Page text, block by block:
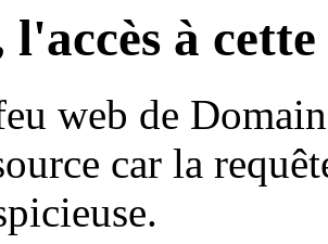
l'accès à
web de
car la